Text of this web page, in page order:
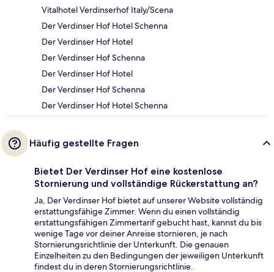
Vitalhotel Verdinserhof Italy/Scena
Der Verdinser Hof Hotel Schenna
Der Verdinser Hof Hotel
Der Verdinser Hof Schenna
Der Verdinser Hof Hotel
Der Verdinser Hof Schenna
Der Verdinser Hof Hotel Schenna
Häufig gestellte Fragen
Bietet Der Verdinser Hof eine kostenlose
Stornierung und vollständige Rückerstattung an?
Ja, Der Verdinser Hof bietet auf unserer Website vollständig
erstattungsfähige Zimmer. Wenn du einen vollständig
erstattungsfähigen Zimmertarif gebucht hast, kannst du bis
wenige Tage vor deiner Anreise stornieren, je nach
Stornierungsrichtlinie der Unterkunft. Die genauen
Einzelheiten zu den Bedingungen der jeweiligen Unterkunft
findest du in deren Stornierungsrichtlinie.